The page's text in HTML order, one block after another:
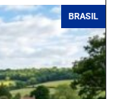
BRASIL